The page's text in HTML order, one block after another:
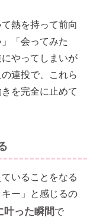
熱を持って前向
「会ってみた
やってしまいが
連投で、これら
を完全に止めて
いることをなる
ー」と感じるの
叶った瞬間で